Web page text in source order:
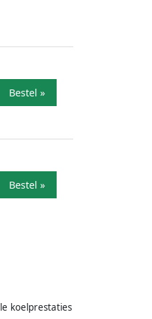
Bestel »
Bestel »
koelprestaties